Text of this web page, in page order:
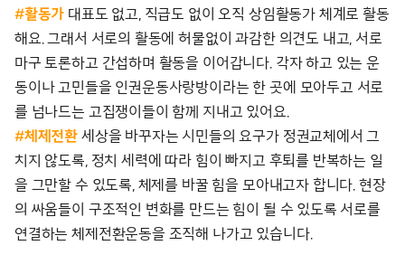
#활동가 대표도 없고, 직급도 없이 오직 상임활동가 체계로 활동
해요. 그래서 서로의 활동에 허물없이 과감한 의견도 내고, 서로
마구 토론하고 간섭하며 활동을 이어갑니다. 각자 하고 있는 운
동이나 고민들을 인권운동사랑방이라는 한 곳에 모아두고 서로
를 넘나드는 고집쟁이들이 함께 지내고 있어요.
#체제전환 세상을 바꾸자는 시민들의 요구가 정권교체에서 그
치지 않도록, 정치 세력에 따라 힘이 빠지고 후퇴를 반복하는 일
을 그만할 수 있도록, 체제를 바꿀 힘을 모아내고자 합니다. 현장
의 싸움들이 구조적인 변화를 만드는 힘이 될 수 있도록 서로를
연결하는 체제전환운동을 조직해 나가고 있습니다.